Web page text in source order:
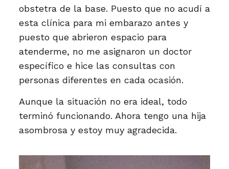
obstetra de la base. Puesto que no acudí a
esta clínica para mi embarazo antes y
puesto que abrieron espacio para
atenderme, no me asignaron un doctor
específico e hice las consultas con
personas diferentes en cada ocasión.
Aunque la situación no era ideal, todo
terminó funcionando. Ahora tengo una hija
asombrosa y estoy muy agradecida.